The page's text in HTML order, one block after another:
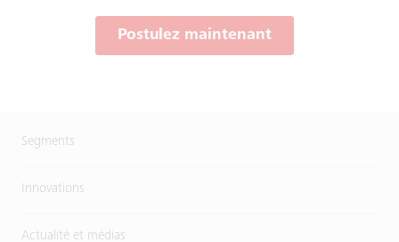
Postulez maintenant
Segments
Innovations
Actualité et médias